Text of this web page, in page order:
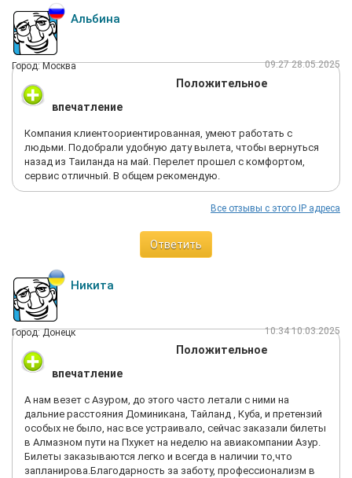
Альбина
Город: Москва 09:27 28.05.2025
Положительное
впечатление
Компания клиентоориентированная, умеют работать с
людьми. Подобрали удобную дату вылета, чтобы вернуться
назад из Таиланда на май. Перелет прошел с комфортом,
сервис отличный. В общем рекомендую.
Все отзывы с этого IP адреса
Ответить
Никита
Город: Донецк 10:34 10.03.2025
Положительное
впечатление
А нам везет с Азуром, до этого часто летали с ними на
дальние расстояния Доминикана, Тайланд , Куба, и претензий
особых не было, нас все устраивало, сейчас заказали билеты
в Алмазном пути на Пхукет на неделю на авиакомпании Азур.
Билеты заказываются легко и всегда в наличии то,что
запланирова.Благодарность за заботу, профессионализм в